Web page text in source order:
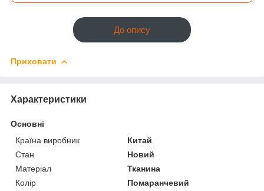
До опису
Приховати
Характеристики
Основні
Країна виробник
Китай
Стан
Новий
Матеріал
Тканина
Колір
Помаранчевий